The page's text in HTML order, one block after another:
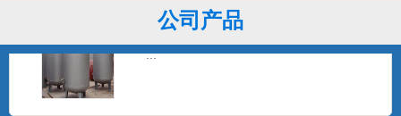
公司产品
3T无塔供水器
...